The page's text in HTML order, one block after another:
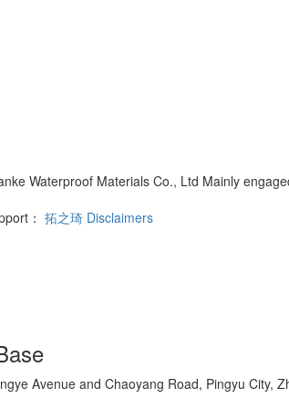
Waterproof Materials Co., Ltd Mainly
： 拓之琦 Disclaimers
Avenue and Chaoyang Road, Pingyu City,